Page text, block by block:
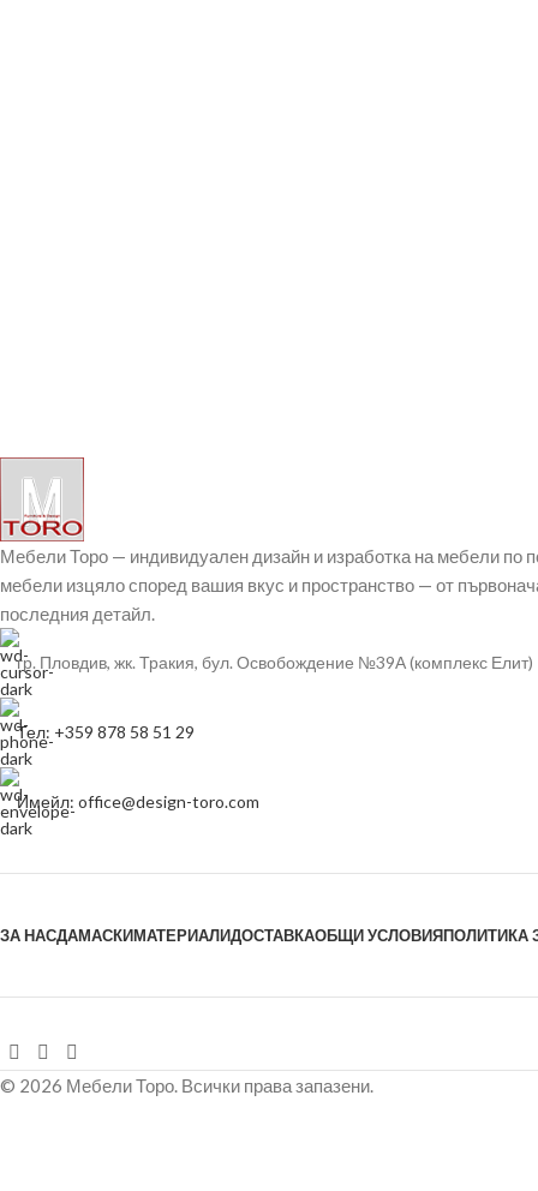
Мебели Торо — индивидуален дизайн и изработка на мебели по
мебели изцяло според вашия вкус и пространство — от
последния детайл.
гр. Пловдив, жк. Тракия, бул. Освобождение №39А (комплекс Елит)
Тел: +359 878 58 51 29
Имейл: office@design-toro.com
ЗА НАСДАМАСКИМАТЕРИАЛИДОСТАВКАОБЩИ УСЛОВИЯПОЛИТИКА
© 2026 Мебели Торо. Всички права запазени.